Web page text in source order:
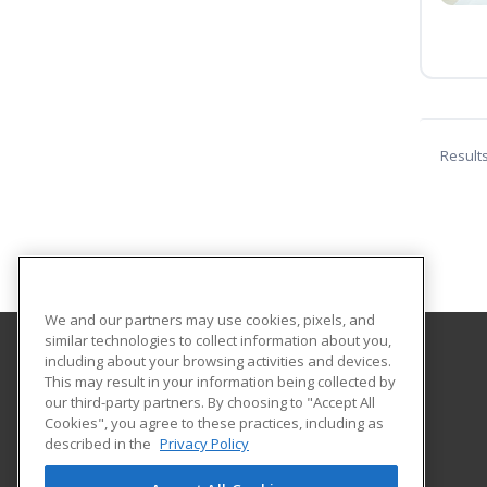
Newburyport Adult and Community Education
241 High Street
Newburyport, MA 01950 US
We and our partners may use cookies, pixels, and
similar technologies to collect information about you,
including about your browsing activities and devices.
This may result in your information being collected by
our third-party partners. By choosing to "Accept All
Cookies", you agree to these practices, including as
described in the Privacy Policy